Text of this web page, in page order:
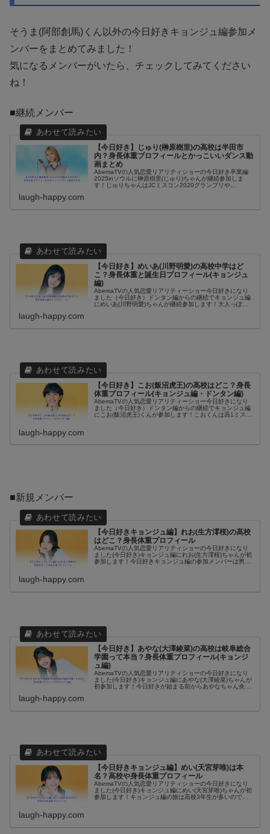
そうま(阿部創馬)くん以外の今日好きキョンジュ編参加メ
ンバーをまとめてみました！
気になるメンバーがいたら、チェックしてみてください
ね！
■継続メンバー
【今日好き】じゅり(榊原樹里)の高校は半田市
内？身長体重プロフィールとかっこいいダンス動
画まとめ
AbemaTVの人気恋愛リアリティショーの今日好き卒業編
2025inソウルに榊原樹里(じゅり)ちゃんが継続参加しま
す！じゅりちゃんはJCミスコン2020グランプリや
laugh-happy.com
【今日好き】めいあ(川野明愛)の高校中学はど
こ？身長体重と誕生日プロフィール(キョンジュ
編)
AbemaTVの人気恋愛リアリティーショー今日好きになり
ました（今日好き）ドンタン編からの継続でキョンジュ編
にめいあ(川野明愛)ちゃんが継続参加します！大人っぽい
laugh-happy.com
【今日好き】こお(飯沼虎王)の高校はどこ？身長
体重プロフィール(キョンジュ編・ドンタン編)
AbemaTVの人気恋愛リアリティーショー今日好きになり
ました（今日好き）ドンタン編からの継続でキョンジュ編
にこお(飯沼虎王)くんが参加します！こおくんは高1ミスタ
laugh-happy.com
■新規メンバー
【今日好きキョンジュ編】れお(生方澪桜)の高校
はどこ？身長体重プロフィール
AbemaTVの人気恋愛リアリティショーの今日好きになり
ました(今日好き)キョンジュ編にれお(生方澪桜)ちゃんが初
参加します！今日好きキョンジュ編の参加メンバーは男女
laugh-happy.com
【今日好き】あやな(大澤綾菜)の高校は岐阜総合
学園って本当？身長体重プロフィール(キョンジ
ュ編)
AbemaTVの人気恋愛リアリティショーの今日好きになり
ました(今日好き)キョンジュ編にあやな(大澤綾菜)ちゃんが
初参加します！今日好きが始まる前からあやなちゃん炎上
laugh-happy.com
【今日好きキョンジュ編】めい(天宮芽唯)は本
名？高校や身長体重プロフィール
AbemaTVの人気恋愛リアリティショーの今日好きになり
ました(今日好き)キョンジュ編にめい(天宮芽唯)ちゃんが初
参加します！キョンジュ編の旅は高校3年生が多いのです
laugh-happy.com